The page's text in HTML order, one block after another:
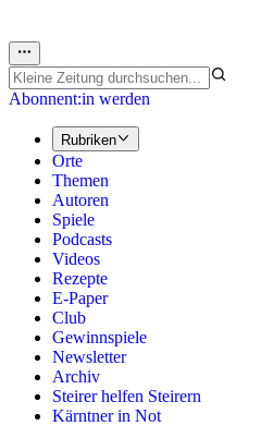
Abonnent:in werden
Rubriken
Orte
Themen
Autoren
Spiele
Podcasts
Videos
Rezepte
E-Paper
Club
Gewinnspiele
Newsletter
Archiv
Steirer helfen Steirern
Kärntner in Not